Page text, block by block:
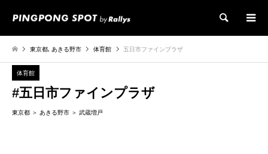
検索
東京都,あきる野市 体育館 五日市ファインプラザ
体育館
#五日市ファインプラザ
東京都 あきる野市 武蔵増戸